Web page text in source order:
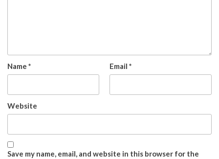
Name * Email *
Website
Save my name, email, and website in this browser for the